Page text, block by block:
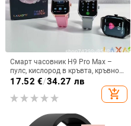
Смарт часовник H9 Pro Max –
пулс, кислород в кръвта, кръвно
налягане, мониторинг на съня,
17.52 €/34.27 лв
add_shopping_cart